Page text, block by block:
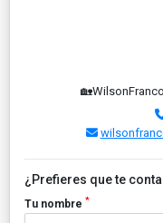
¿Prefieres que te
Tu nombre *